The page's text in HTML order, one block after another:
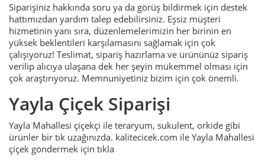
Siparişiniz hakkında soru ya da görüş bildirmek için destek
hattımızdan yardım talep edebilirsiniz. Eşsiz müşteri
hizmetinin yanı sıra, düzenlemelerimizin her birinin en
yüksek beklentileri karşılamasını sağlamak için çok
çalışıyoruz! Teslimat, sipariş hazırlama ve ürününüz sipariş
verilip alıcıya ulaşana dek her şeyin mükemmel olması için
çok araştırıyoruz. Memnuniyetiniz bizim için çok önemli.
Yayla Çiçek Siparişi
Yayla Mahallesi çiçekçi ile teraryum, sukulent, orkide gibi
ürünler bir tık uzağınızda. kalitecicek.com ile Yayla Mahallesi
çiçek göndermek için tıkla